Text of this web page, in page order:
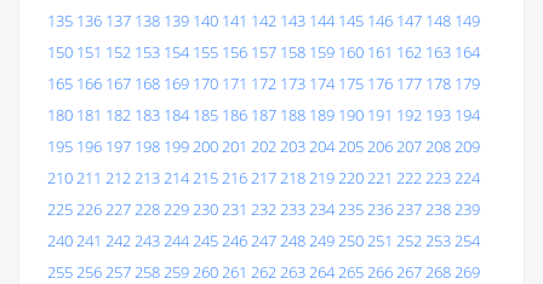
135 136 137 138 139 140 141 142 143 144 145 146 147 148 149
150 151 152 153 154 155 156 157 158 159 160 161 162 163 164
165 166 167 168 169 170 171 172 173 174 175 176 177 178 179
180 181 182 183 184 185 186 187 188 189 190 191 192 193 194
195 196 197 198 199200201 202203204205206207208209
210211 212213214215216217218219220221 222223224
225226227228229230231 232233234235236237238239
240241 242243244245246247248249250251 252253254
255256257258259260261 262263264265266267268269